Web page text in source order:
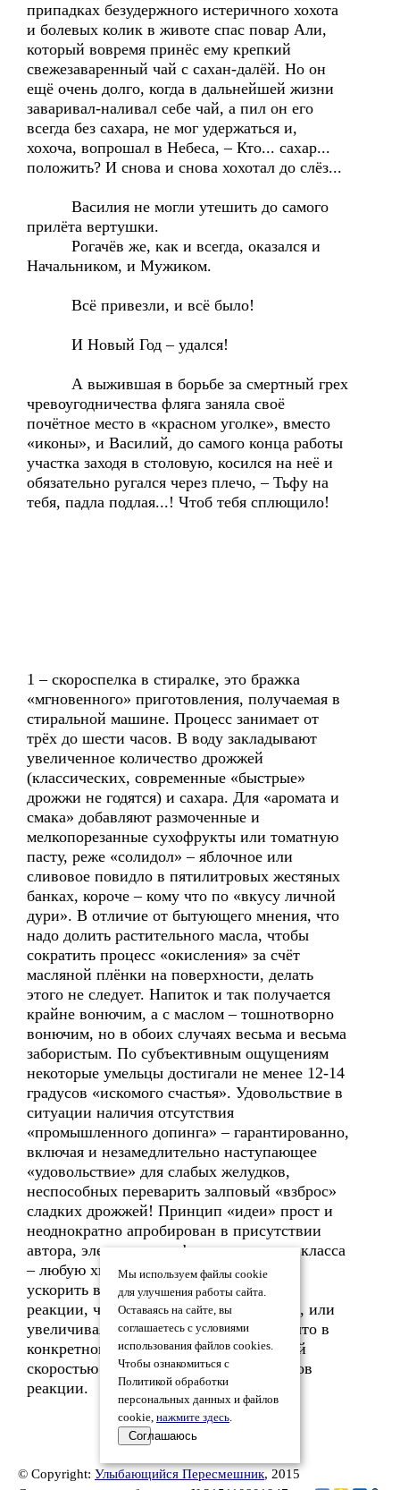
припадках безудержного истеричного хохота
и болевых колик в животе спас повар Али,
который вовремя принёс ему крепкий
свежезаваренный чай с сахан-далёй. Но он
ещё очень долго, когда в дальнейшей жизни
заваривал-наливал себе чай, а пил он его
всегда без сахара, не мог удержаться и,
хохоча, вопрошал в Небеса, – Кто... сахар...
положить? И снова и снова хохотал до слёз...
Василия не могли утешить до самого
прилёта вертушки.
Рогачёв же, как и всегда, оказался и
Начальником, и Мужиком.
Всё привезли, и всё было!
И Новый Год – удался!
А выжившая в борьбе за смертный грех
чревоугодничества фляга заняла своё
почётное место в «красном уголке», вместо
«иконы», и Василий, до самого конца работы
участка заходя в столовую, косился на неё и
обязательно ругался через плечо, – Тьфу на
тебя, падла подлая...! Чтоб тебя сплющило!
1 – скороспелка в стиралке, это бражка
«мгновенного» приготовления, получаемая в
стиральной машине. Процесс занимает от
трёх до шести часов. В воду закладывают
увеличенное количество дрожжей
(классических, современные «быстрые»
дрожжи не годятся) и сахара. Для «аромата и
смака» добавляют размоченные и
мелкопорезанные сухофрукты или томатную
пасту, реже «солидол» – яблочное или
сливовое повидло в пятилитровых жестяных
банках, короче – кому что по «вкусу личной
дури». В отличие от бытующего мнения, что
надо долить растительного масла, чтобы
сократить процесс «окисления» за счёт
масляной плёнки на поверхности, делать
этого не следует. Напиток и так получается
крайне вонючим, а с маслом – тошнотворно
вонючим, но в обоих случаях весьма и весьма
забористым. По субъективным ощущениям
некоторые умельцы достигали не менее 12-14
градусов «искомого счастья». Удовольствие в
ситуации наличия отсутствия
«промышленного допинга» – гарантированно,
включая и незамедлительно наступающее
«удовольствие» для слабых желудков,
неспособных переварить залповый «взброс»
сладких дрожжей! Принцип «идеи» прост и
неоднократно апробирован в присутствии
автора, элементарная физика восьмого класса
– любую химическую реакцию можно
ускорить в разы повышая температуру
реакции, что в случае браги запрещено, или
увеличивая «площадь реагирования», что в
конкретном случае достигается высокой
скоростью перемешивания ингредиентов
реакции.
© Copyright: Улыбающийся Пересмешник, 2015
Мы используем файлы cookie
для улучшения работы сайта.
Оставаясь на сайте, вы
соглашаетесь с условиями
использования файлов cookies.
Чтобы ознакомиться с
Политикой обработки
персональных данных и файлов
cookie, нажмите здесь.
Соглашаюсь